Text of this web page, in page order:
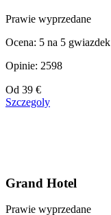
Prawie wyprzedane
Ocena: 5 na 5 gwiazdek
Opinie: 2598
Cena
od
Od 39 €
Szczegoly
Grand Hotel
Prawie wyprzedane